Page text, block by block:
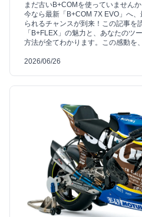
まだ古いB+COMを使っていません
今なら最新「B+COM 7X EVO」へ
られるチャンスが到来！この記事を
「B+FLEX」の魅力と、あなたのツ
方法が全てわかります。この感動を
2026/06/26